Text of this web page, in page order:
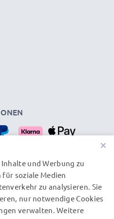
×
und Werbung zu
soziale Medien
zu analysieren. Sie
nur notwendige Cookies
verwalten. Weitere